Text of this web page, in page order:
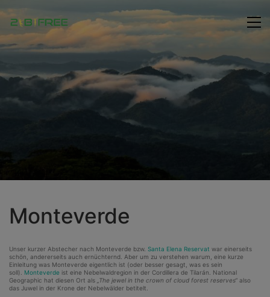
Monteverde
Unser kurzer Abstecher nach Monteverde bzw. Santa Elena Reservat war einerseits
schön, andererseits auch ernüchternd. Aber um zu verstehen warum, eine kurze
Einleitung was Monteverde eigentlich ist (oder besser gesagt, was es sein
soll). Monteverde ist eine Nebelwaldregion in der Cordillera de Tilarán. National
Geographic hat diesen Ort als „The jewel in the crown of cloud forest reserves“ also
das Juwel in der Krone der Nebelwälder betitelt.